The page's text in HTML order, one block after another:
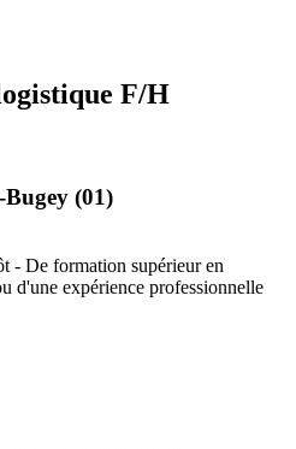
F/H
(01)
- De formation supérieur en
d'une expérience professionnelle